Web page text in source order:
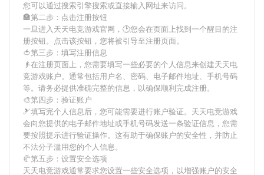
您可以通过搜索引擎搜索或直接输入网址来访问。
🏣第二步：点击注册按钮
一旦进入天天电竞游戏官网，🕑您会在页面上找到一个醒目的注
册按钮。点击该按钮，您将被引导至注册页面。
🍅第三步：填写注册信息
👴在注册页面上，您需要填写一些必要的个人信息来创建天天电
竞游戏账户。通常包括用户名、密码、电子邮件地址、手机号码
等。请务必提供准确完整的信息，以确保顺利完成注册。
🎨第四步：验证账户
🎿填写完个人信息后，您可能需要进行账户验证。 天天电竞游戏
会向您提供的电子邮件地址或手机号码发送一条验证信息，您需
要按照提示进行验证操作。这有助于确保账户的安全性，并防止
不法分子滥用您的个人信息。
🥐第五步：设置安全选项
天天电竞游戏通常要求您设置一些安全选项，以增强账户的安全